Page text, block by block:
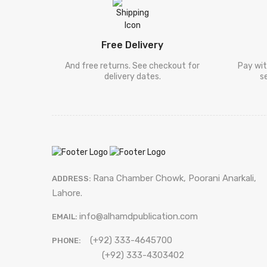
Deel Karneegi
Digar Mozooat
موضوعات ]
Shakhsi Khaqa
Punjabi Kalam
Shayari
شعراکا کلام
Sets [ سیٹ ]
[ فالسفہ ]
Free Delivery
And free returns. See checkout for
delivery dates.
Pay
ADDRESS: Rana Chamber Chowk, Poorani Anarkali,
Lahore.
EMAIL: info@alhamdpublication.com
PHONE:
(+92) 333-4645700
(+92) 333-4303402